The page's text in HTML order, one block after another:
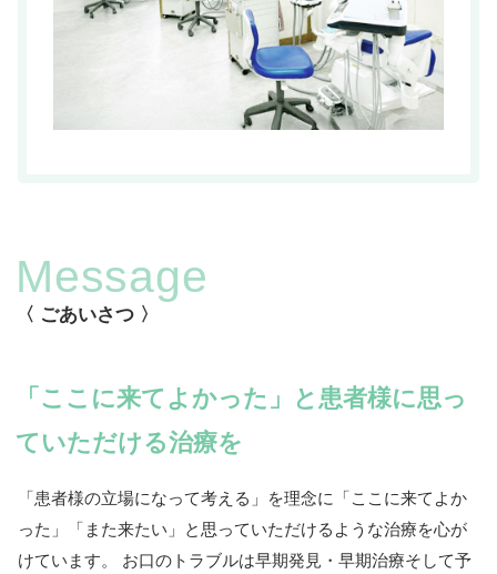
Message
〈 ごあいさつ 〉
「ここに来てよかった」と患者様に思っ
ていただける治療を
「患者様の立場になって考える」を理念に「ここに来てよか
った」「また来たい」と思っていただけるような治療を心が
けています。 お口のトラブルは早期発見・早期治療そして予